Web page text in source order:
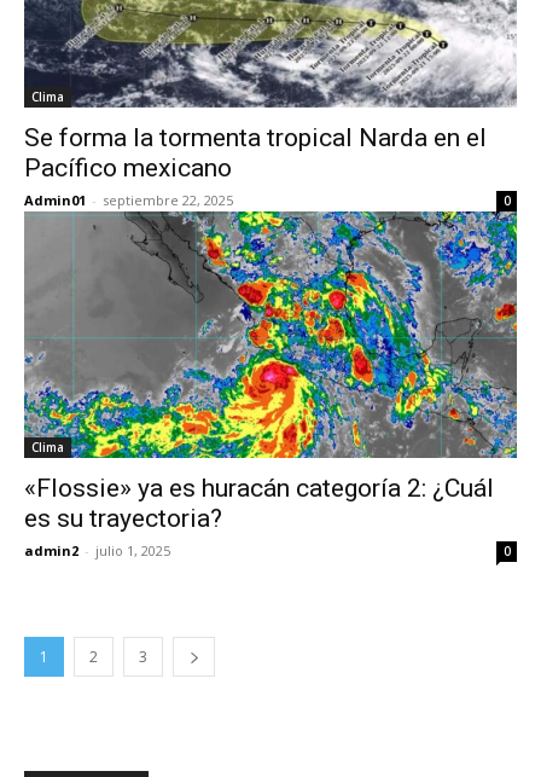
Clima
Se forma la tormenta tropical Narda en el
Pacífico mexicano
Admin01 - septiembre 22, 2025 0
Clima
«Flossie» ya es huracán categoría 2: ¿Cuál
es su trayectoria?
admin2 - julio 1, 2025 0
1 2 3